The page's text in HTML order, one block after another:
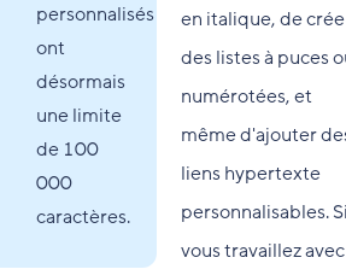
personnalisés
ont
désormais
une limite
de 100
000
caractères.
en italique, de
des listes à puces
numérotées, et
même d'ajouter
liens hypertexte
personnalisables.
vous travaillez avec